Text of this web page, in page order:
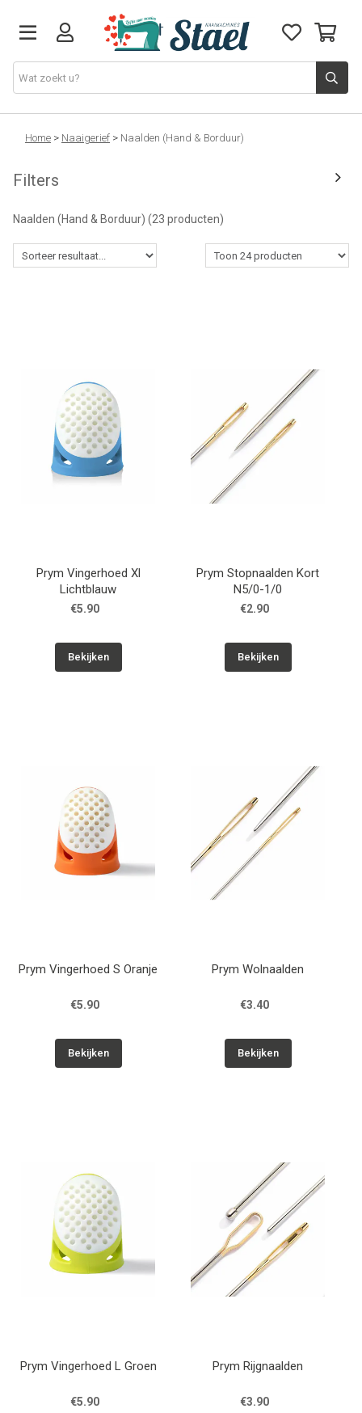
Machines
Accessoires
Naaigaren
Stoffen
Patronen
Breien & Haken
Cadeaubon
Home > Naaigerief > Naalden (Hand & Borduur)
Filters
Naalden (Hand & Borduur) (23 producten)
Prym Vingerhoed Xl
Lichtblauw
€5.90
Bekijken
Prym Stopnaalden Kort
N5/0-1/0
€2.90
Bekijken
Prym Vingerhoed S Oranje
€5.90
Bekijken
Prym Wolnaalden
€3.40
Bekijken
Prym Vingerhoed L Groen
€5.90
Prym Rijgnaalden
€3.90